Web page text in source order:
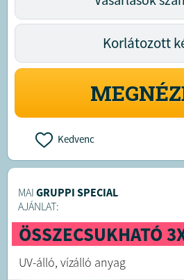
Korlátozott
Kedvenc
MAI GRUPPI SPECIAL
AJÁNLAT:
ÖSSZECSUKHATÓ
UV-álló, vízálló anyag